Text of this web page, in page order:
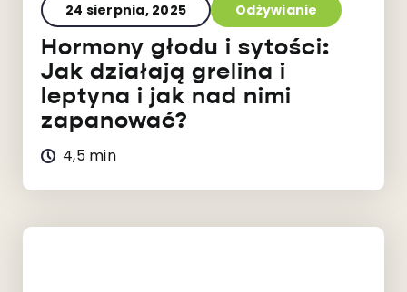
24 sierpnia, 2025 Odżywianie
Hormony głodu i sytości:
Jak działają grelina i
leptyna i jak nad nimi
zapanować?
4,5 min